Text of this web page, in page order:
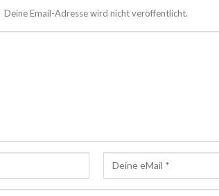
Deine Email-Adresse wird nicht veröffentlicht.